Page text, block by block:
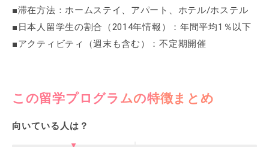
■滞在方法：ホームステイ、アパート、ホテル/ホステル
■日本人留学生の割合（2014年情報）：年間平均1％以下
■アクティビティ（週末も含む）：不定期開催
この留学プログラムの特徴まとめ
向いている人は？